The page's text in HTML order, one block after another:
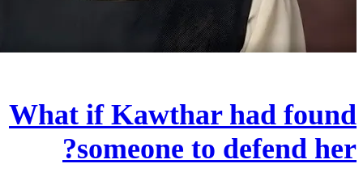
What if Kawthar had found
someone to defend her?